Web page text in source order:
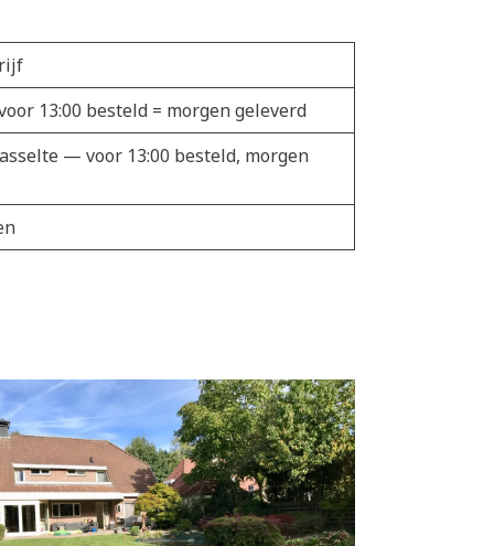
13:00 besteld = morgen geleverd
— voor 13:00 besteld, morgen